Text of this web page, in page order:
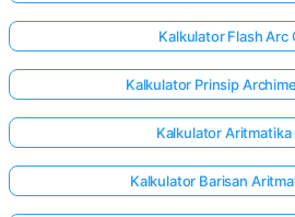
Kalkulator Flash Arc
Kalkulator Prinsip
Kalkulator Aritmatika
Kalkulator Barisan